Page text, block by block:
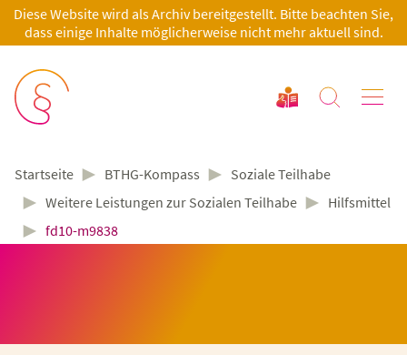
Diese Website wird als Archiv bereitgestellt. Bitte beachten Sie,
dass einige Inhalte möglicherweise nicht mehr aktuell sind.
Startseite ► BTHG-Kompass ► Soziale Teilhabe
► Weitere Leistungen zur Sozialen Teilhabe ► Hilfsmittel
► fd10-m9838